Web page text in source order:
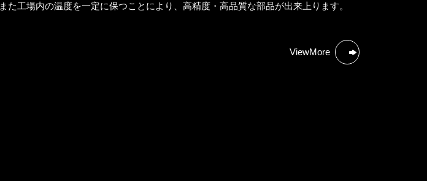
また工場内の温度を一定に保つことにより、高精度・高品質な部品が出来上ります。
ViewMore